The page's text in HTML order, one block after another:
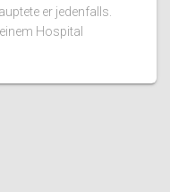
er jedenfalls.
Hospital